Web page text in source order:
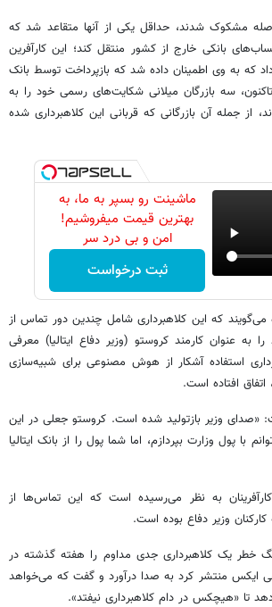
مشکوک شدند، حداقل یکی از آنها متقاعد شد که
بانکی خارج از کشور منتقل کند؛ این کارآفرین
داد که به وی اطمینان داده شد که بازپرداخت توسط بانک
سه بازرگان میلانی شکایت‌های رسمی خود را به
از جمله آن بازرگانی که قربانی این کلاهبرداری شده
ماشینت رو بسپر به ما، به
بهترین قیمت میفروشیم!
امن و بی درد سر
ثبت درخواست
می‌گویند که این کلاهبرداری شامل چندین دور تماس از
به عنوان کارمند کروستو (وزیر دفاع ایتالیا) معرفی
استفاده آشکار از هوش مصنوعی برای شبیه‌سازی
افتاده است.
«صدای وزیر بازتولید شده است. کروستو جعلی در این
با پول وزارت بپردازم، اما شما پول را از بانک ایتالیا
به نظر می‌رسیده است که این تماس‌ها از
وزیر دفاع بوده است.
خطر یک کلاهبرداری جدی مداوم را هفته گذشته در
ایکس منتشر کرد به صدا درآورد و گفت که می‌خواهد
تا «هیچکس در دام کلاهبرداری نیفتد».